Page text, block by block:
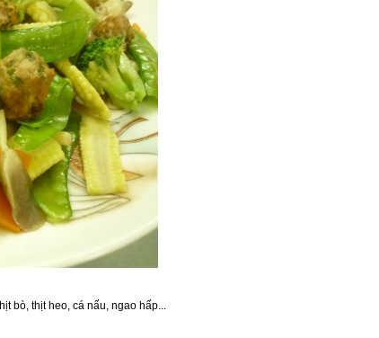
bò, thịt heo, cá nấu, ngao hấp...